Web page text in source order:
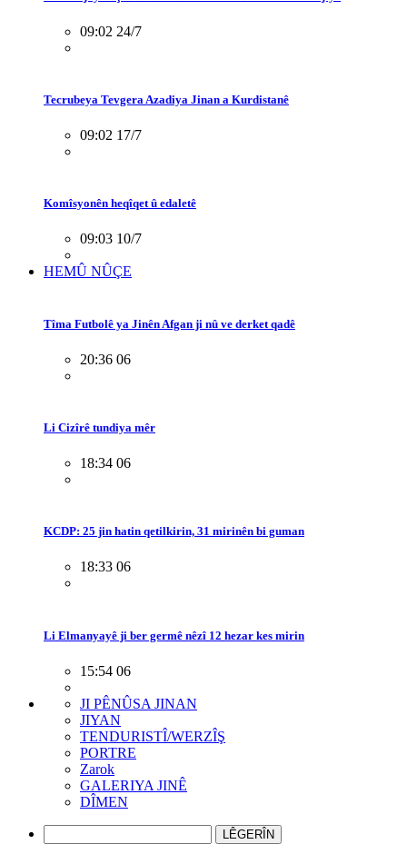
09:02 24/7
Tecrubeya Tevgera Azadiya Jinan a Kurdistanê
09:02 17/7
Komîsyonên heqîqet û edaletê
09:03 10/7
HEMÛ NÛÇE
Tîma Futbolê ya Jinên Afgan ji nû ve derket qadê
20:36 06
Li Cizîrê tundiya mêr
18:34 06
KCDP: 25 jin hatin qetilkirin, 31 mirinên bi guman
18:33 06
Li Elmanyayê ji ber germê nêzî 12 hezar kes mirin
15:54 06
JI PÊNÛSA JINAN
JIYAN
TENDURISTÎ/WERZÎŞ
PORTRE
Zarok
GALERIYA JINÊ
DÎMEN
LÊGERÎN